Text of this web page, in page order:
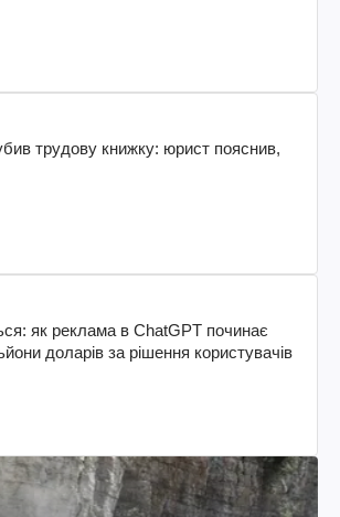
трудову книжку: юрист пояснив,
як реклама в ChatGPT починає
доларів за рішення користувачів